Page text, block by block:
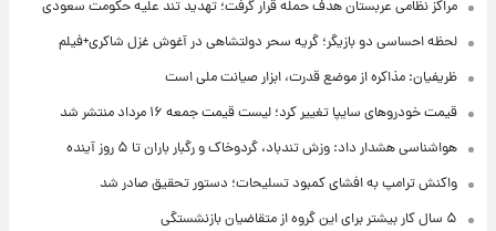
مراکز نظامی عربستان هدف حمله قرار گرفت؛ تهدید تند علیه حکومت سعودی
لحظه احساسی دو بازیگر؛ گریه سحر دولتشاهی در آغوش غزل شاکری+فیلم
ظریفیان: مذاکره از موضع قدرت، ابزار صیانت ملی است
قیمت خودروهای سایپا تغییر کرد؛ لیست قیمت جمعه ۱۶ مرداد منتشر شد
هواشناسی هشدار داد: وزش تندباد، گردوخاک و رگبار باران تا ۵ روز آینده
واکنش ترامپ به افشای کمبود تسلیحات؛ دستور تحقیق صادر شد
۵ سال کار بیشتر برای این گروه از متقاضیان بازنشستگی